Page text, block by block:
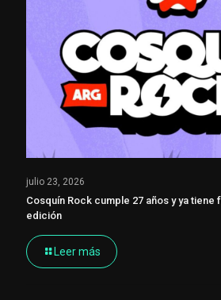
julio 23, 2026
Cosquín Rock cumple 27 años y ya tiene
edición
Leer más